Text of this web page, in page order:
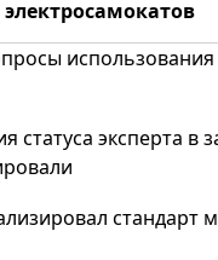
использования
статуса эксперта в